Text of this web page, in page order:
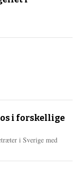
i forskellige
i Sverige med